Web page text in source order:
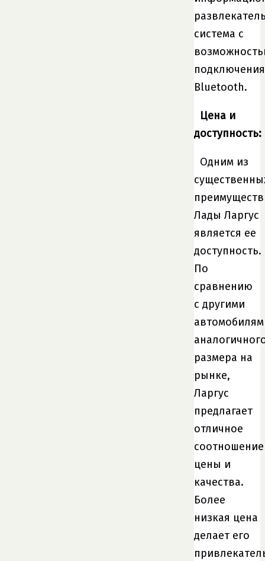
система с
подключения
Bluetooth.
Цена и
доступность:
Одним из
преимуществ
Лады Ларгус
является ее
доступность.
По
сравнению
с другими
размера на
рынке,
Ларгус
предлагает
отличное
соотношение
цены и
качества.
Более
низкая цена
делает его